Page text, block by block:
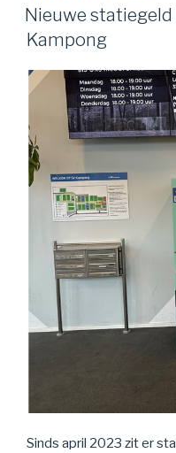
OP
Nieuwe
Kampong
Sinds april 2023 zit er